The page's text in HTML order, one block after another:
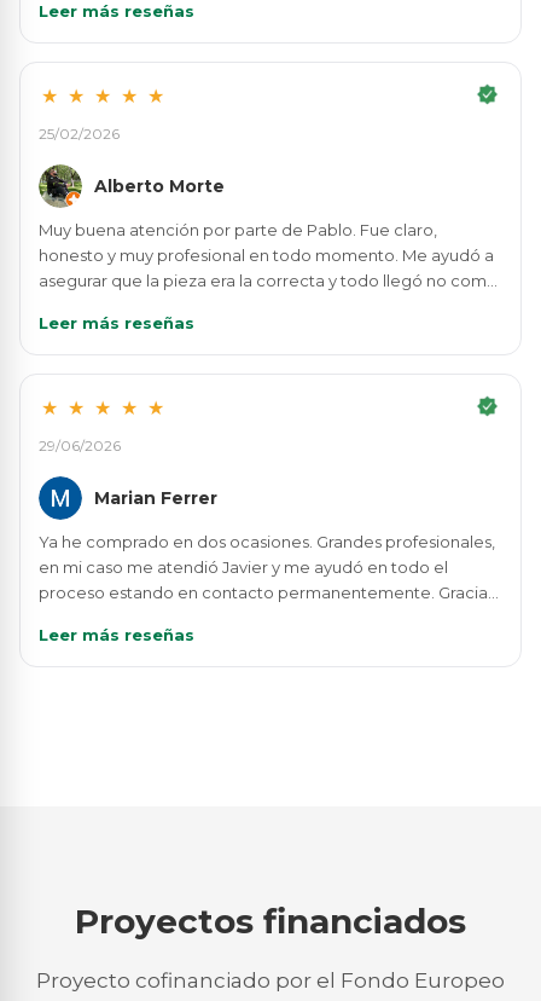
tratar con personas tan serias y eficientes. Muy
recomendable.
Leer más reseñas
★ ★ ★ ★ ★
25/02/2026
Alberto Morte
Muy buena atención por parte de Pablo. Fue claro,
honesto y muy profesional en todo momento. Me ayudó a
asegurar que la pieza era la correcta y todo llegó no como
servicio tan serio y eficiente.
Leer más reseñas
★ ★ ★ ★ ★
29/06/2026
Marian Ferrer
Ya he comprado en dos ocasiones. Grandes profesionales,
en mi caso me atendió Javier y me ayudó en todo el
proceso estando en contacto permanentemente. Gracias
Leer más reseñas
Proyectos financiados
Proyecto cofinanciado por el Fondo Europeo